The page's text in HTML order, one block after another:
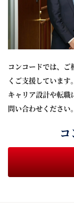
コンコードでは、
くご支援しています。
キャリア設計や転職
問い合わせください。